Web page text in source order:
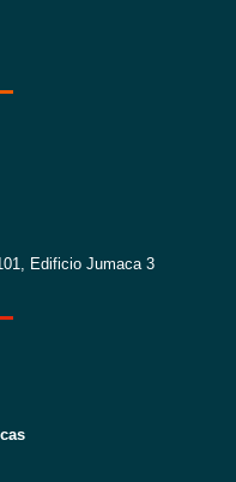
Edificio Jumaca 3